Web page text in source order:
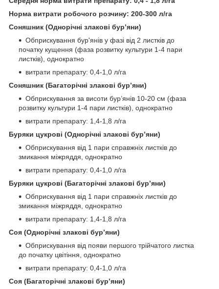
Норма витрати робочого розчину: 200-300 л/га
Соняшник (Однорічні злакові бур’яни)
Обприскування бур'янів у фазі від 2 листків до
початку кущення (фаза розвитку культури 1-4 пари
листків), однократно
витрати препарату: 0,4-1,0 л/га
Соняшник (Багаторічні злакові бур’яни)
Обприскування за висоти бур’янів 10-20 см (фаза
розвитку культури 1-4 пари листків), однократно
витрати препарату: 1,4-1,8 л/га
Буряки цукрові (Однорічні злакові бур’яни)
Обприскування від 1 пари справжніх листків до
змикання міжряддя, однократно
витрати препарату: 0,4-1,0 л/га
Буряки цукрові (Багаторічні злакові бур’яни)
Обприскування від 1 пари справжніх листків до
змикання міжряддя, однократно
витрати препарату: 1,4-1,8 л/га
Соя (Однорічні злакові бур’яни)
Обприскування від появи першого трійчатого листка
до початку цвітіння, однократно
витрати препарату: 0,4-1,0 л/га
Соя (Багаторічні злакові бур’яни)